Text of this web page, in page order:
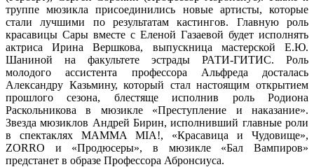
труппе мюзикла присоединились новые артисты, которые
стали лучшими по результатам кастингов. Главную роль
красавицы Сары вместе с Еленой Газаевой будет исполнять
актриса Ирина Вершкова, выпускница мастерской Е.Ю.
Шаниной на факультете эстрады РАТИ-ГИТИС. Роль
молодого ассистента профессора Альфреда досталась
Александру Казьмину, который стал настоящим открытием
прошлого сезона, блестяще исполнив роль Родиона
Раскольникова в мюзикле «Преступление и наказание».
Звезда мюзиклов Андрей Бирин, исполнивший главные роли
в спектаклях MAMMA MIA!, «Красавица и Чудовище»,
ZORRO и «Продюсеры», в мюзикле «Бал Вампиров»
предстанет в образе Профессора Абронсиуса.